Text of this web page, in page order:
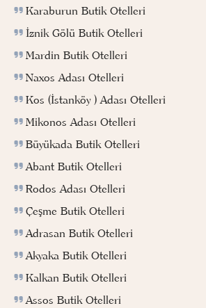
Karaburun Butik Otelleri
İznik Gölü Butik Otelleri
Mardin Butik Otelleri
Naxos Adası Otelleri
Kos (İstanköy ) Adası Otelleri
Mikonos Adası Otelleri
Büyükada Butik Otelleri
Abant Butik Otelleri
Rodos Adası Otelleri
Çeşme Butik Otelleri
Adrasan Butik Otelleri
Akyaka Butik Otelleri
Kalkan Butik Otelleri
Assos Butik Otelleri